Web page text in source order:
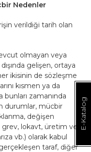
Nedenler
verildiği tarih olan
olmayan veya
gelişen, ortaya
ikisinin de sözleşme
kısmen ya da
zamanında
durumlar, mücbir
değişen
lokavt, üretim ve
vb.) olarak kabul
taraf, diğer
E-Katalog